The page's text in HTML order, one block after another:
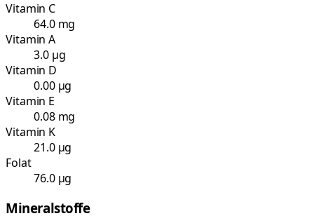
Vitamin C
64.0 mg
Vitamin A
3.0 µg
Vitamin D
0.00 µg
Vitamin E
0.08 mg
Vitamin K
21.0 µg
Folat
76.0 µg
Mineralstoffe